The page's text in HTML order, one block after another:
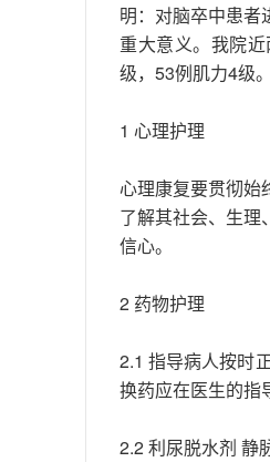
明：对脑卒中患者
重大意义。我院
级，53例肌力4级
1 心理护理
心理康复要贯彻始
了解其社会、生理
信心。
2 药物护理
2.1 指导病人按时
换药应在医生的指
2.2 利尿脱水剂 静